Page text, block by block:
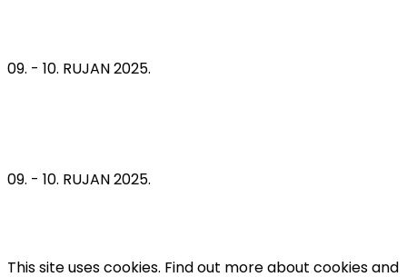
09. - 10. RUJAN 2025.
09. - 10. RUJAN 2025.
This site uses cookies. Find out more about cookies and